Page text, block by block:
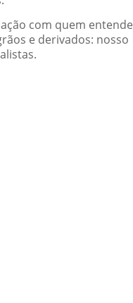
com quem entende
e derivados: nosso